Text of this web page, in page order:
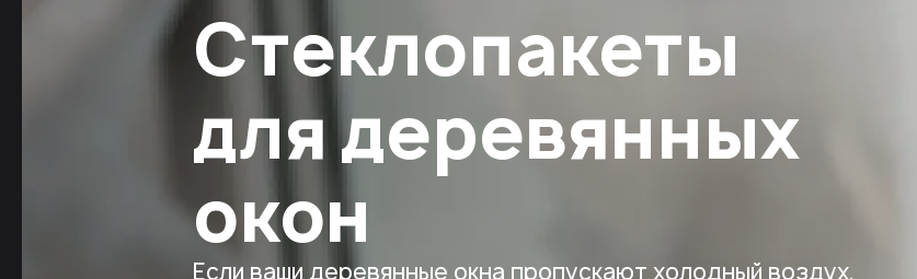
Стеклопакеты
для деревянных
окон
Если ваши деревянные окна пропускают холодный воздух,